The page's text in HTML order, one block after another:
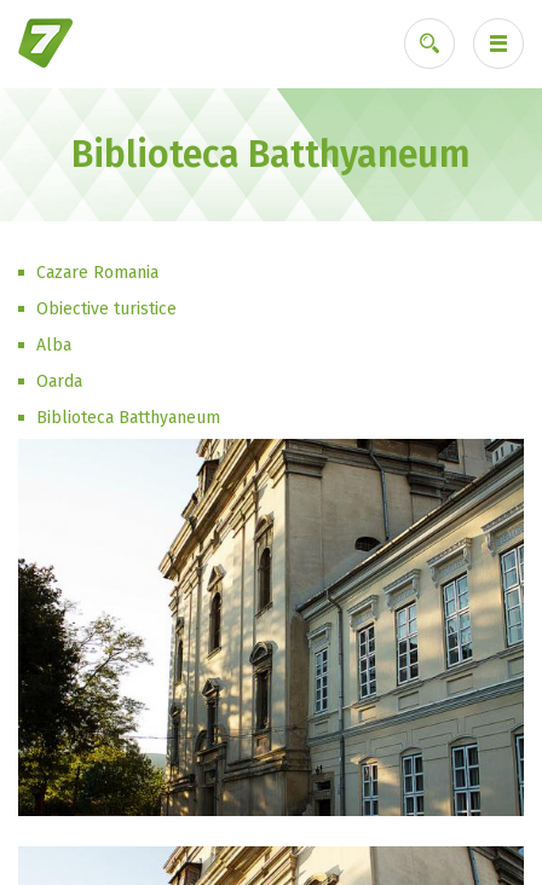
Ai uitat parola?
Biblioteca Batthyaneum
Cazare Romania
Obiective turistice
Alba
Oarda
Biblioteca Batthyaneum